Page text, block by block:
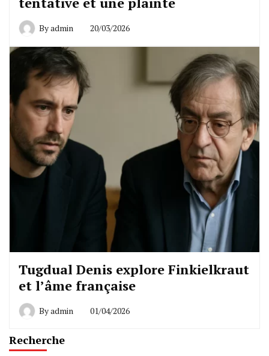
Byadmin 20/03/2026
Tugdual Denis explore Finkielkraut
et l’âme française
Byadmin 01/04/2026
Recherche